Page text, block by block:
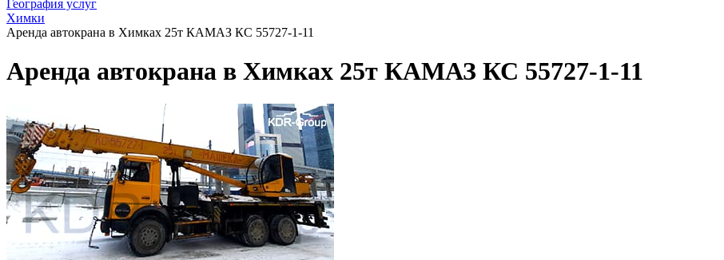
География услуг
Химки
Аренда автокрана в Химках 25т КАМАЗ КС 55727-1-11
Аренда автокрана в Химках 25т КАМАЗ КС 55727-1-11